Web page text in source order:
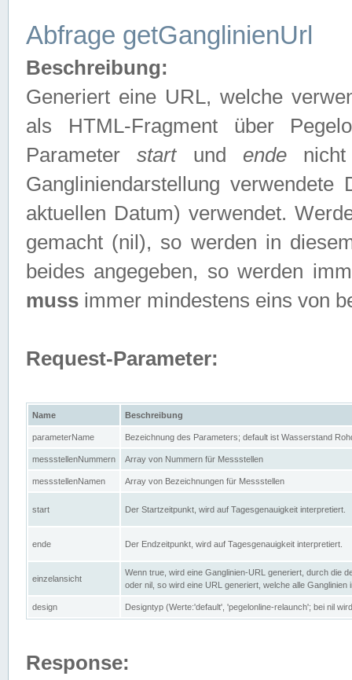
Abfrage getGanglinienUrl
Beschreibung:
Generiert eine URL, welche
als HTML-Fragment über
Parameterstartund endenicht
Gangliniendarstellung
aktuellen Datum) verwendet.
gemacht (nil), so werden in
beides angegeben, so werden
muss immer mindestens eins von
Request-Parameter:
Name Beschreibung
parameterName Bezeichnung des Parameters; default ist Wasserstand
messstellenNummern Array von Nummern für Messstellen
messstellenNamen Array von Bezeichnungen für Messstellen
start Der Startzeitpunkt, wird auf Tagesgenauigkeit interpretiert.
ende Der Endzeitpunkt, wird auf Tagesgenauigkeit interpretiert.
einzelansicht
Wenn true, wird eine Ganglinien-URL generiert, durch die
oder nil, so wird eine URL generiert, welche alle Ganglinien
design Designtyp (Werte:'default', 'pegelonline-relaunch'; bei nil
Response: